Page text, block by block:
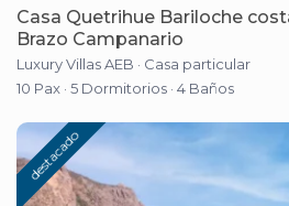
Casa Quetrihue Bariloche
Brazo Campanario
Luxury Villas AEB · Casa particular
10 Pax · 5 Dormitorios · 4 Baños
destacado